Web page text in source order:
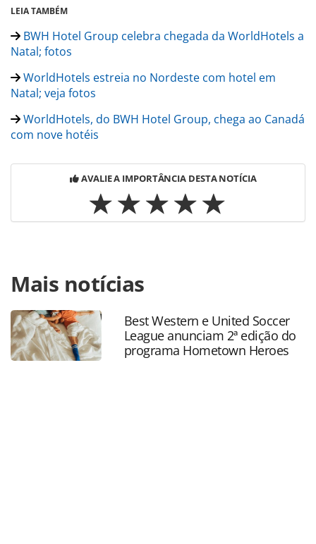
LEIA TAMBÉM
BWH Hotel Group celebra chegada da WorldHotels a
Natal; fotos
WorldHotels estreia no Nordeste com hotel em
Natal; veja fotos
WorldHotels, do BWH Hotel Group, chega ao Canadá
com nove hotéis
AVALIE A IMPORTÂNCIA DESTA NOTÍCIA
https://www.panrotas.com.br/hotelaria/inauguracoes/
inaugura-surestay-em-indiana-e-bestwestern-plus-em-
ontario_193181.html ou as ferramentas oferecidas na
página. Todo o conteúdo produzido pela PANROTAS
Editora é protegido pela legislação brasileira sobre direito
autoral. Não reproduza o conteúdo sem autorização da
Mais notícias
Best Western e United Soccer
League anunciam 2ª edição do
programa Hometown Heroes